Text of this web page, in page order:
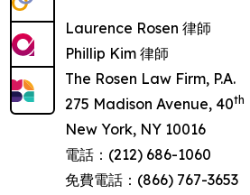
Laurence Rosen 律師
Phillip Kim 律師
The Rosen Law Firm, P.A.
275 Madison Avenue, 40th
New York, NY 10016
電話：(212) 686-1060
免費電話：(866) 767-